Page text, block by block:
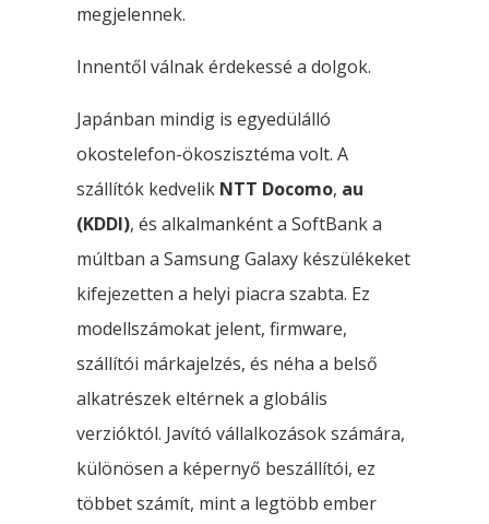
megjelennek.
Innentől válnak érdekessé a dolgok.
Japánban mindig is egyedülálló
okostelefon-ökoszisztéma volt. A
szállítók kedvelik NTT Docomo, au
(KDDI), és alkalmanként a SoftBank a
múltban a Samsung Galaxy készülékeket
kifejezetten a helyi piacra szabta. Ez
modellszámokat jelent, firmware,
szállítói márkajelzés, és néha a belső
alkatrészek eltérnek a globális
verzióktól. Javító vállalkozások számára,
különösen a képernyő beszállítói, ez
többet számít, mint a legtöbb ember